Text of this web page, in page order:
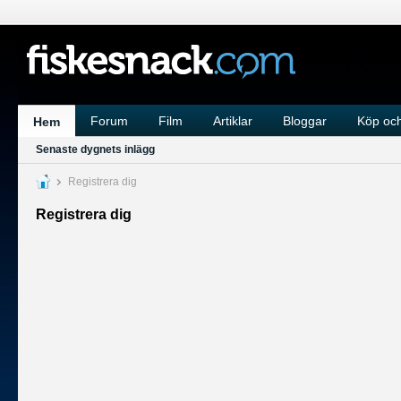
Hem Forum Film Artiklar Bloggar Köp
Senaste dygnets inlägg
Registrera dig
Registrera dig